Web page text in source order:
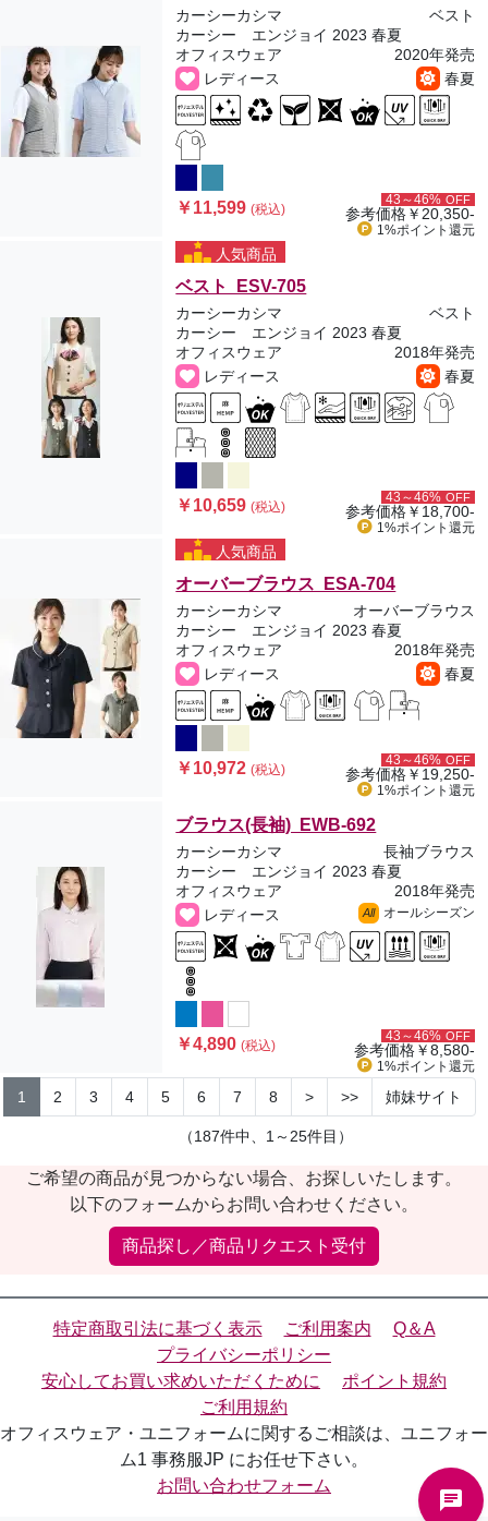
カーシーカシマ
ベスト
カーシー エンジョイ 2023 春夏
オフィスウェア
2020年発売
レディース
春夏
￥11,599(税込)
43～46% OFF
参考価格￥20,350-
1%ポイント 還元
人気商品
ベスト ESV-705
カーシーカシマ
ベスト
カーシー エンジョイ 2023 春夏
オフィスウェア
2018年発売
レディース
春夏
￥10,659(税込)
43～46% OFF
参考価格￥18,700-
1%ポイント 還元
人気商品
オーバーブラウス ESA-704
カーシーカシマ
オーバーブラウス
カーシー エンジョイ 2023 春夏
オフィスウェア
2018年発売
レディース
春夏
￥10,972(税込)
43～46% OFF
参考価格￥19,250-
1%ポイント 還元
ブラウス(長袖) EWB-692
カーシーカシマ
長袖ブラウス
カーシー エンジョイ 2023 春夏
オフィスウェア
2018年発売
レディース
All オールシーズン
￥4,890(税込)
43～46% OFF
参考価格￥8,580-
1%ポイント 還元
1 2 3 4 5 6 7 8 > >> 姉妹サイト
（187件中、1～25件目）
ご希望の商品が見つからない場合、お探しいたします。
以下のフォームからお問い合わせください。
商品探し／商品リクエスト受付
特定商取引法に基づく表示 ご利用案内
Q＆A
プライバシーポリシー
安心してお買い求めいただくために
ポイント規約
ご利用規約
オフィスウェア・ユニフォームに関するご相談は、ユニフォー
ム1 事務服JP にお任せ下さい。
お問い合わせフォーム